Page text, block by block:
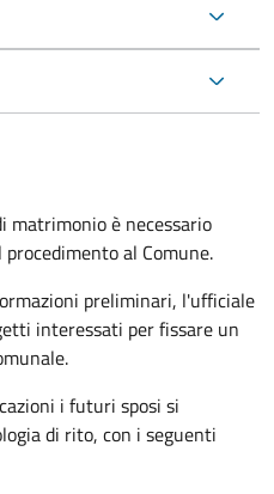
matrimonio è necessario
al Comune.
preliminari, l'ufficiale
interessati per fissare un
i futuri sposi si
di rito, con i seguenti